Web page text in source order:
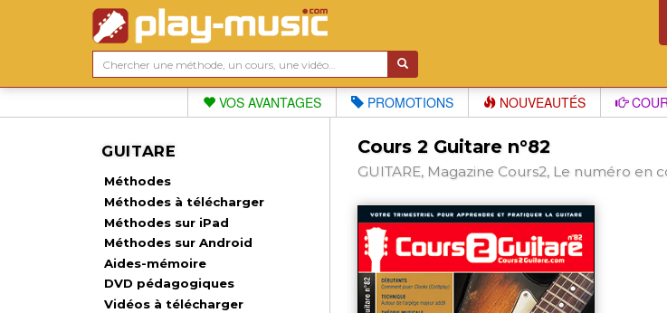
VOS AVANTAGES PROMOTIONS NOUVEAUTÉS
GUITARE
Méthodes
Méthodes à télécharger
Méthodes sur iPad
Méthodes sur Android
Aides-mémoire
DVD pédagogiques
Vidéos à télécharger
Cours 2 Guitare n°82
GUITARE, Magazine Cours2, Le numéro en